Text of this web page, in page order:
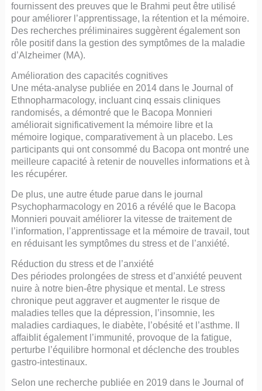
fournissent des preuves que le Brahmi peut être utilisé
pour améliorer l’apprentissage, la rétention et la mémoire.
Des recherches préliminaires suggèrent également son
rôle positif dans la gestion des symptômes de la maladie
d’Alzheimer (MA).
Amélioration des capacités cognitives
Une méta-analyse publiée en 2014 dans le Journal of
Ethnopharmacology, incluant cinq essais cliniques
randomisés, a démontré que le Bacopa Monnieri
améliorait significativement la mémoire libre et la
mémoire logique, comparativement à un placebo. Les
participants qui ont consommé du Bacopa ont montré une
meilleure capacité à retenir de nouvelles informations et à
les récupérer.
De plus, une autre étude parue dans le journal
Psychopharmacology en 2016 a révélé que le Bacopa
Monnieri pouvait améliorer la vitesse de traitement de
l’information, l’apprentissage et la mémoire de travail, tout
en réduisant les symptômes du stress et de l’anxiété.
Réduction du stress et de l’anxiété
Des périodes prolongées de stress et d’anxiété peuvent
nuire à notre bien-être physique et mental. Le stress
chronique peut aggraver et augmenter le risque de
maladies telles que la dépression, l’insomnie, les
maladies cardiaques, le diabète, l’obésité et l’asthme. Il
affaiblit également l’immunité, provoque de la fatigue,
perturbe l’équilibre hormonal et déclenche des troubles
gastro-intestinaux.
Selon une recherche publiée en 2019 dans le Journal of